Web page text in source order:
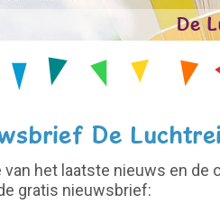
De
De
het laatste nieuws en de
gratis nieuwsbrief: